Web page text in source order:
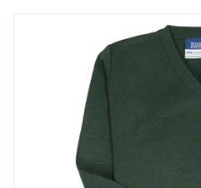
IKASTOLAK / COLEGIOS
KONTAKTUA / CONTACTO